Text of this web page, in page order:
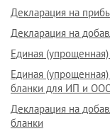
Декларация на
Декларация на
Единая
Единая
бланки для ИП и
Декларация на
бланки